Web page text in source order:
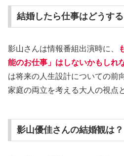
結婚したら仕事はどうする
影山さんは情報番組出演時に、
能のお仕事」はしないかもしれ
は将来の人生設計についての前
家庭の両立を考える大人の視点
影山優佳さんの結婚観は？